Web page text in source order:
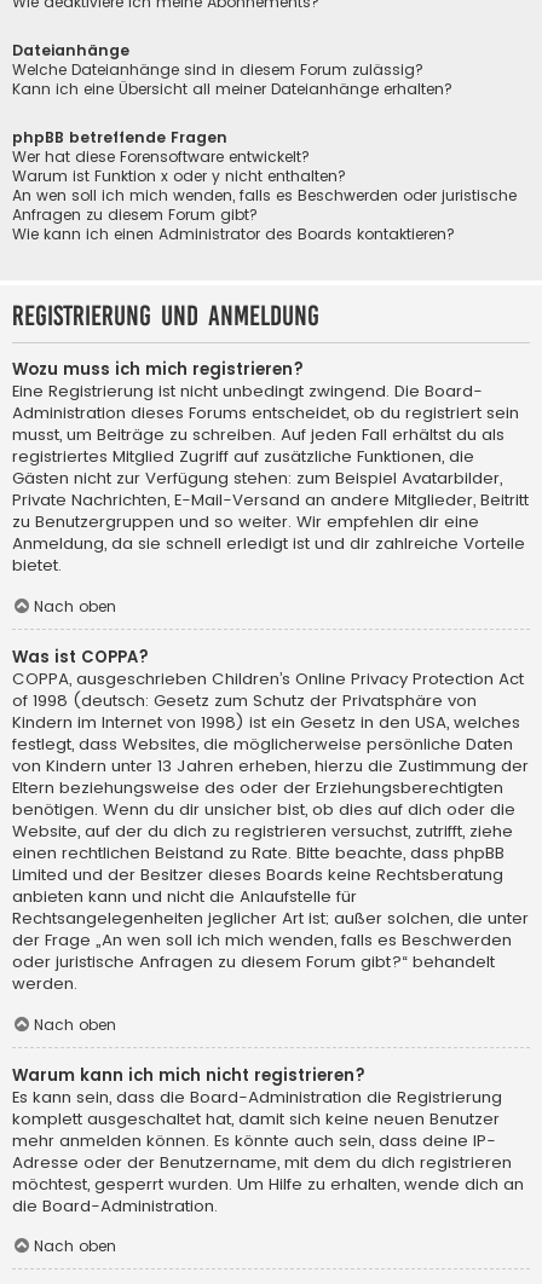
Dateianhänge
Welche Dateianhänge sind in diesem Forum zulässig?
Kann ich eine Übersicht all meiner Dateianhänge erhalten?
phpBB betreffende Fragen
Wer hat diese Forensoftware entwickelt?
Warum ist Funktion x oder y nicht enthalten?
An wen soll ich mich wenden, falls es Beschwerden oder juristische
Anfragen zu diesem Forum gibt?
Wie kann ich einen Administrator des Boards kontaktieren?
Registrierung und Anmeldung
Wozu muss ich mich registrieren?
Eine Registrierung ist nicht unbedingt zwingend. Die Board-
Administration dieses Forums entscheidet, ob du registriert sein
musst, um Beiträge zu schreiben. Auf jeden Fall erhältst du als
registriertes Mitglied Zugriff auf zusätzliche Funktionen, die
Gästen nicht zur Verfügung stehen: zum Beispiel Avatarbilder,
Private Nachrichten, E-Mail-Versand an andere Mitglieder, Beitritt
zu Benutzergruppen und so weiter. Wir empfehlen dir eine
Anmeldung, da sie schnell erledigt ist und dir zahlreiche Vorteile
bietet.
Nach oben
Was ist COPPA?
COPPA, ausgeschrieben Children’s Online Privacy Protection Act
of 1998 (deutsch: Gesetz zum Schutz der Privatsphäre von
Kindern im Internet von 1998) ist ein Gesetz in den USA, welches
festlegt, dass Websites, die möglicherweise persönliche Daten
von Kindern unter 13 Jahren erheben, hierzu die Zustimmung der
Eltern beziehungsweise des oder der Erziehungsberechtigten
benötigen. Wenn du dir unsicher bist, ob dies auf dich oder die
Website, auf der du dich zu registrieren versuchst, zutrifft, ziehe
einen rechtlichen Beistand zu Rate. Bitte beachte, dass phpBB
Limited und der Besitzer dieses Boards keine Rechtsberatung
anbieten kann und nicht die Anlaufstelle für
Rechtsangelegenheiten jeglicher Art ist; außer solchen, die unter
der Frage „An wen soll ich mich wenden, falls es Beschwerden
oder juristische Anfragen zu diesem Forum gibt?“ behandelt
werden.
Nach oben
Warum kann ich mich nicht registrieren?
Es kann sein, dass die Board-Administration die Registrierung
komplett ausgeschaltet hat, damit sich keine neuen Benutzer
mehr anmelden können. Es könnte auch sein, dass deine IP-
Adresse oder der Benutzername, mit dem du dich registrieren
möchtest, gesperrt wurden. Um Hilfe zu erhalten, wende dich an
die Board-Administration.
Nach oben